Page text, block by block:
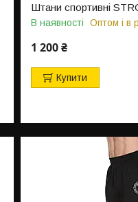
Штани спортивні
В наявності Оптом і в
1 200 ₴
Купити